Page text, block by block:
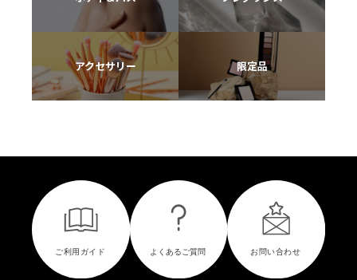
アクセサリー 限定品